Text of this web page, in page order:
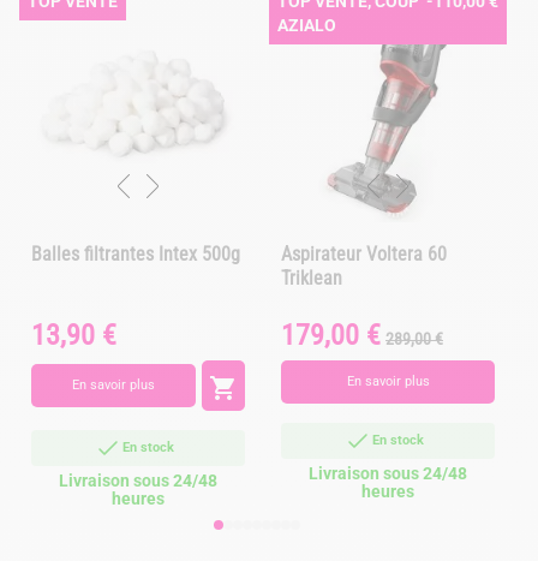
Balles filtrantes Intex 500g
Prix
13,90 €
En savoir plus 
En stock
Livraison sous 24/48
heures
AZIALO
Aspirateur Voltera 60
Triklean
Prix
179,00 € Prix
de
base
289,00 €
En savoir plus
En stock
Livraison sous 24/48
heures